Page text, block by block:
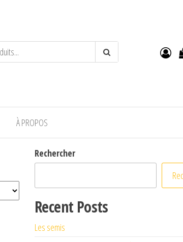
À PROPOS
Rechercher
Recent Posts
Les semis